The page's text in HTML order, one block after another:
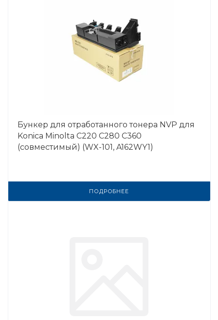
Бункер для отработанного тонера NVP для
Konica Minolta C220 C280 C360
(совместимый) (WX-101, A162WY1)
ПОДРОБНЕЕ